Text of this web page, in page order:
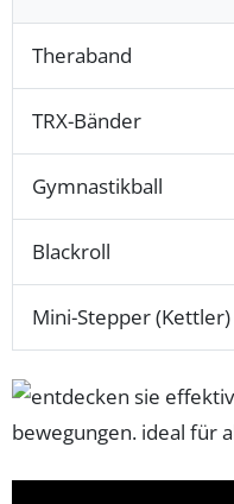
Theraband
TRX-Bänder
Gymnastikball
Blackroll
Mini-Stepper (Kettler)